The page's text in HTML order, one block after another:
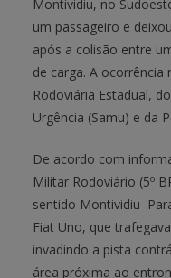
Montividiu, no
um passageiro e
após a colisão entre
de carga. A ocorrência
Rodoviária Estadual,
Urgência (Samu) e da
De acordo com
Militar Rodoviário (5º
sentido
Fiat Uno, que
invadindo a pista
área próxima ao